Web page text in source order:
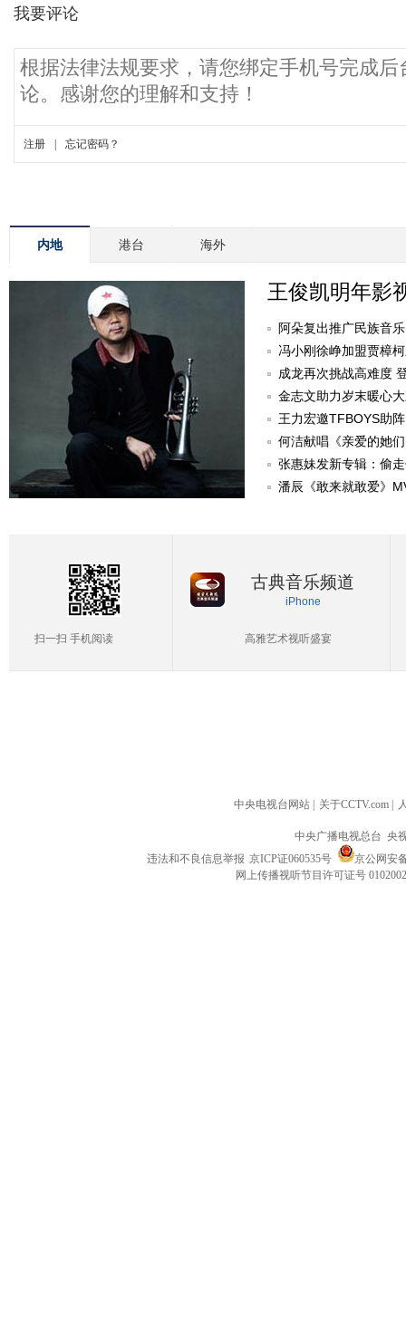
内地 港台 海外
王俊凯明年影
阿朵复出推广民族音
冯小刚徐峥加盟贾樟
成龙再次挑战高难度
金志文助力岁末暖心
己决定》
王力宏邀TFBOYS助
何洁献唱《亲爱的她
爱》
张惠妹发新专辑：偷
潘辰《敢来就敢爱》
扫一扫 手机阅读
古典音乐频道
iPhone
高雅艺术视听盛宴
中央电视台网站 关于CCTV.com
中央广播电视总台 央
违法和不良信息举报 京ICP证060535号
京公网安
网上传播视听节目许可证号